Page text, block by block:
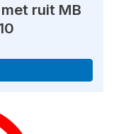
ruit MB